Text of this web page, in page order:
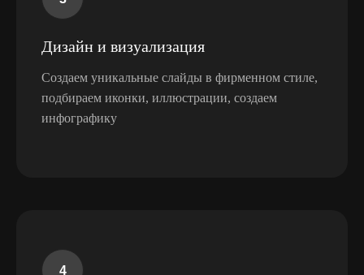
Дизайн и визуализация
Создаем уникальные слайды в фирменном стиле,
подбираем иконки, иллюстрации, создаем
инфографику
Расскажите о проекте и мы
подберём лучшее решение
для вашего бизнеса
Опишите задачу